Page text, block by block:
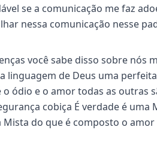
se a comunicação me faz
nessa comunicação nesse
você sabe disso sobre nós
linguagem de Deus uma
ódio e o amor todas as outras
cobiça É verdade é
do que é composto o